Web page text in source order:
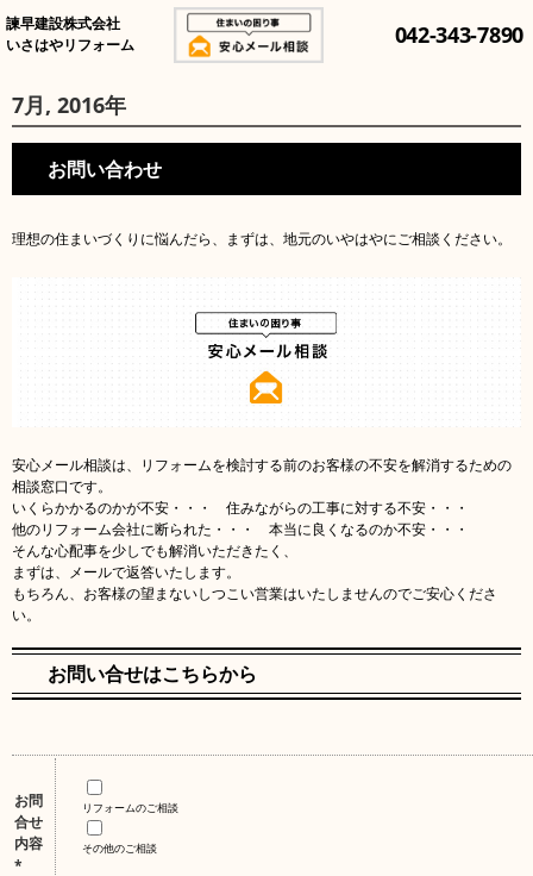
諫早建設株式会社
いさはやリフォーム
042-343-7890
7月, 2016年
お問い合わせ
理想の住まいづくりに悩んだら、まずは、地元のいやはやにご相談ください。
安心メール相談は、リフォームを検討する前のお客様の不安を解消するための
相談窓口です。
いくらかかるのかが不安・・・ 住みながらの工事に対する不安・・・
他のリフォーム会社に断られた・・・ 本当に良くなるのか不安・・・
そんな心配事を少しでも解消いただきたく、
まずは、メールで返答いたします。
もちろん、お客様の望まないしつこい営業はいたしませんのでご安心くださ
い。
お問い合せはこちらから
お問
合せ
内容
*
リフォームのご相談
その他のご相談